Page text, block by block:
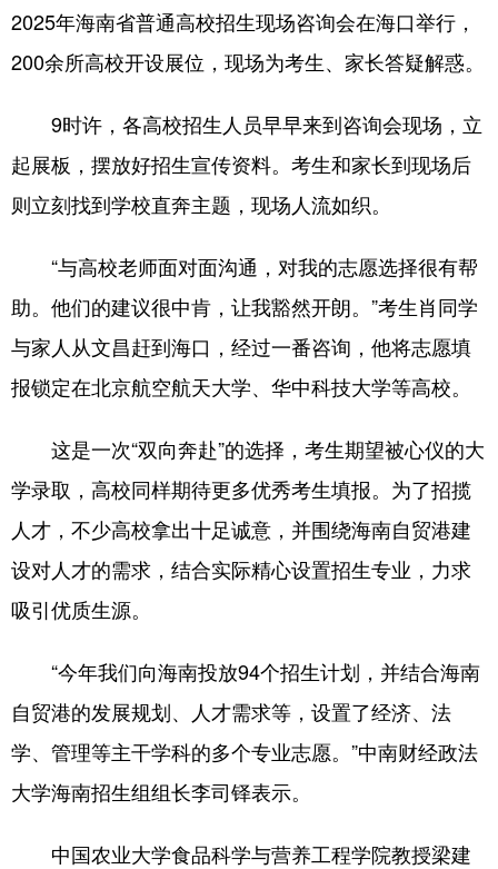
2025年海南省普通高校招生现场咨询会在海口举行，
200余所高校开设展位，现场为考生、家长答疑解惑。
9时许，各高校招生人员早早来到咨询会现场，立
起展板，摆放好招生宣传资料。考生和家长到现场后
则立刻找到学校直奔主题，现场人流如织。
“与高校老师面对面沟通，对我的志愿选择很有帮
助。他们的建议很中肯，让我豁然开朗。”考生肖同学
与家人从文昌赶到海口，经过一番咨询，他将志愿填
报锁定在北京航空航天大学、华中科技大学等高校。
这是一次“双向奔赴”的选择，考生期望被心仪的大
学录取，高校同样期待更多优秀考生填报。为了招揽
人才，不少高校拿出十足诚意，并围绕海南自贸港建
设对人才的需求，结合实际精心设置招生专业，力求
吸引优质生源。
“今年我们向海南投放94个招生计划，并结合海南
自贸港的发展规划、人才需求等，设置了经济、法
学、管理等主干学科的多个专业志愿。”中南财经政法
大学海南招生组组长李司铎表示。
中国农业大学食品科学与营养工程学院教授梁建